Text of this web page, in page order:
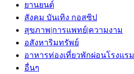
ยานยนต์
สังคม บันเทิง กอสซิป
สุขภาพ|การแพทย์|ความงาม
อสังหาริมทรัพย์
อาหารท่องเที่ยวพักผ่อนโรงแรม
อื่นๆ